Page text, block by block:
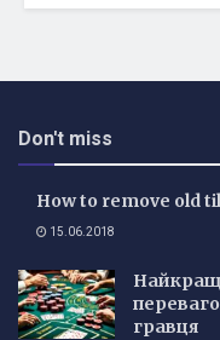
Don't miss
How to remove old
15.06.2018
гравця